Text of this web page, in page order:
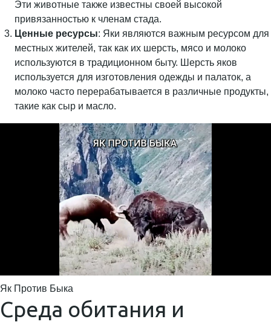
Эти животные также известны своей высокой
привязанностью к членам стада.
Ценные ресурсы: Яки являются важным ресурсом для
местных жителей, так как их шерсть, мясо и молоко
используются в традиционном быту. Шерсть яков
используется для изготовления одежды и палаток, а
молоко часто перерабатывается в различные продукты,
такие как сыр и масло.
Як Против Быка
Среда обитания и